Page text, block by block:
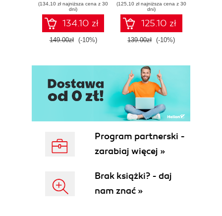
threat response -
Fourth Edition
(134,10 zł najniższa cena z 30
dni)
134.10 zł
149.00zł (-10%)
Tools, and
Microsoft Fabric -
Fourth Edition
(125,10 zł najniższa cena z 30
dni)
125.10 zł
139.00zł (-10%)
Program partnerski -
zarabiaj więcej »
Brak książki? - daj
nam znać »